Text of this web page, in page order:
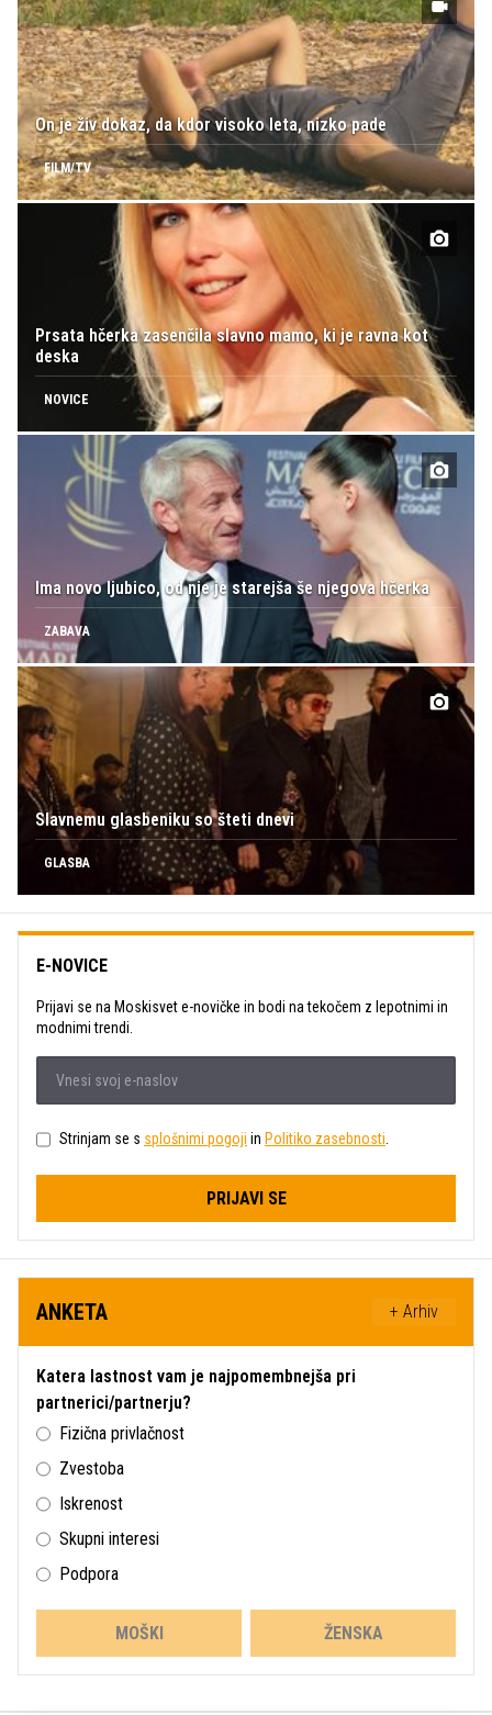
On je živ dokaz, da kdor visoko leta, nizko pade
FILM/TV
Prsata hčerka zasenčila slavno mamo, ki je ravna kot
deska
NOVICE
Ima novo ljubico, od nje je starejša še njegova hčerka
ZABAVA
Slavnemu glasbeniku so šteti dnevi
GLASBA
E-NOVICE
Prijavi se na Moskisvet e-novičke in bodi na tekočem z lepotnimi in
modnimi trendi.
Strinjam se s splošnimi pogoji in Politiko zasebnosti.
PRIJAVI SE
ANKETA + Arhiv
Katera lastnost vam je najpomembnejša pri
partnerici/partnerju?
Fizična privlačnost
Zvestoba
Iskrenost
Skupni interesi
Podpora
MOŠKI ŽENSKA